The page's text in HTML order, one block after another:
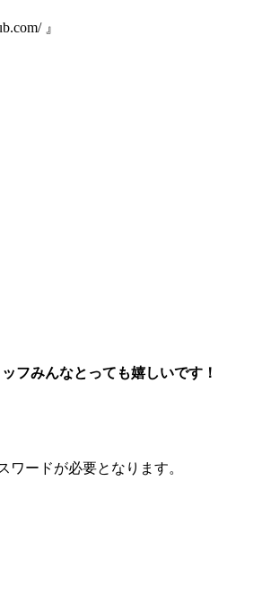
』
フみんなとっても嬉しいです！
ードが必要となります。